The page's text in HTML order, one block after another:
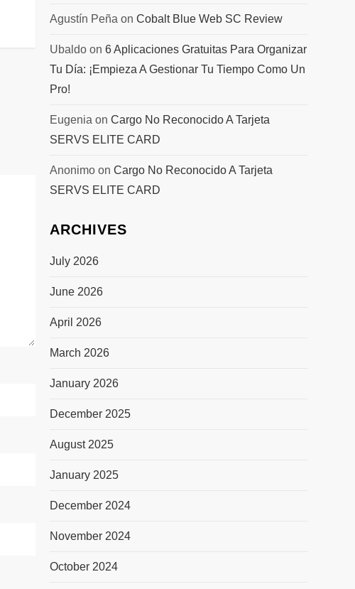
Agustín Peña on Cobalt Blue Web SC Review
Ubaldoon 6 Aplicaciones Gratuitas Para Organizar
Tu Día: ¡Empieza A Gestionar Tu Tiempo Como Un
Pro!
Eugenia on Cargo No Reconocido A Tarjeta
SERVS ELITE CARD
Anonimoon Cargo No Reconocido A Tarjeta
SERVS ELITE CARD
ARCHIVES
July 2026
June 2026
April 2026
March 2026
January 2026
December 2025
August 2025
January 2025
December 2024
November 2024
October 2024